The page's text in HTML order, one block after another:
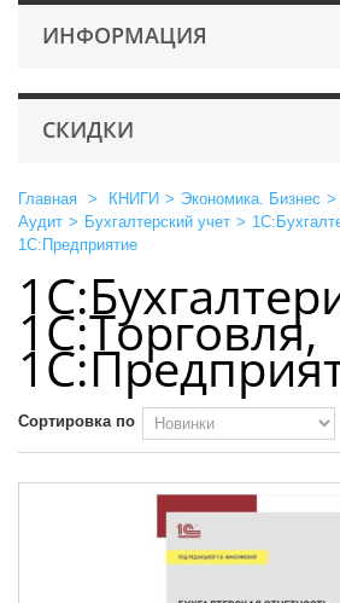
ИНФОРМАЦИЯ
СКИДКИ
Главная > КНИГИ > Экономика. Бизнес >
Аудит > Бухгалтерский учет >
1С:Предприятие
1С:Торговля,
Сортировка по